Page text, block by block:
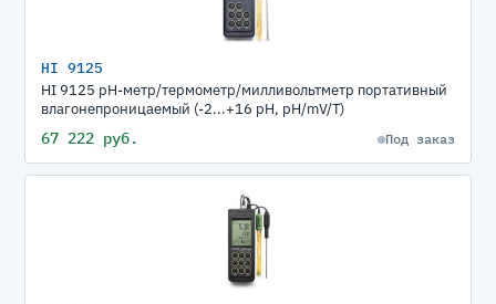
HI 9125
HI 9125 рН-метр/термометр/милливольтметр портативный
влагонепроницаемый (-2...+16 pH, pH/mV/T)
67 222 руб. Под заказ